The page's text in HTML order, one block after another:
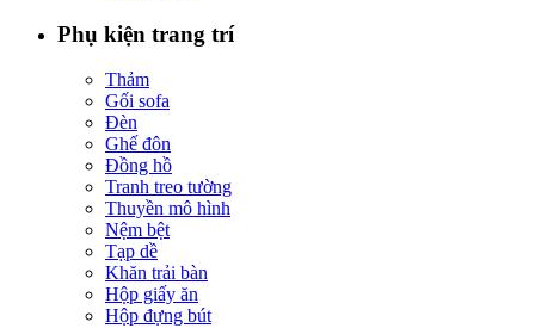
Phụ kiện trang trí
Thảm
Gối sofa
Đèn
Ghế đôn
Đồng hồ
Tranh treo tường
Thuyền mô hình
Nệm bệt
Tạp dề
Khăn trải bàn
Hộp giấy ăn
Hộp đựng bút